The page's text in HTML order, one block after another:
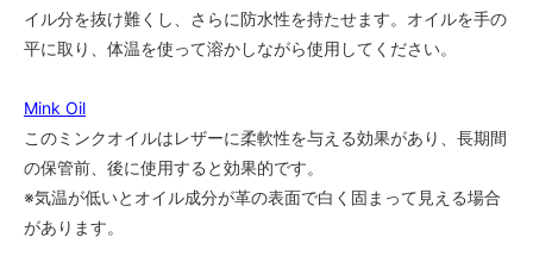
7 1/2C
55,000円(税込)
7 1/2E
55,000円(税込)
7 1/2EE
イル分を抜け難くし、さらに防水性を持たせます。オイルを手の
平に取り、体温を使って溶かしながら使用してください。
Mink Oil
このミンクオイルはレザーに柔軟性を与える効果があり、長期間
の保管前、後に使用すると効果的です。
※気温が低いとオイル成分が革の表面で白く固まって見える場合
があります。